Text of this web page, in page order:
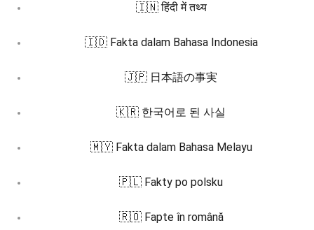
🇮🇳 हिंदी में तथ्य
🇮🇩 Fakta dalam Bahasa Indonesia
🇯🇵 日本語の事実
🇰🇷 한국어로 된 사실
🇲🇾 Fakta dalam Bahasa Melayu
🇵🇱 Fakty po polsku
🇷🇴 Fapte în română